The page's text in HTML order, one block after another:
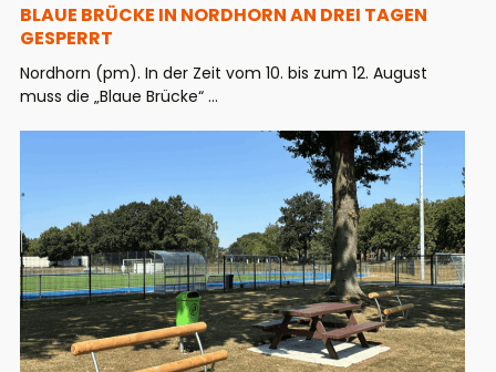
BLAUE BRÜCKE IN NORDHORN AN DREI TAGEN
GESPERRT
Nordhorn (pm). In der Zeit vom 10. bis zum 12. August
muss die „Blaue Brücke“ ...